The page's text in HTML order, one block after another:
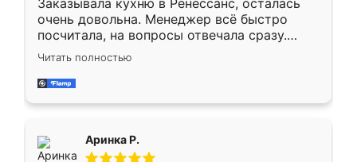
Заказывала кухню в Ренессанс, осталась
очень довольна. Менеджер всё быстро
посчитала, на вопросы отвечала сразу.
Замерщик приехал в субботу, подошёл к
делу со всей ответственностью. Собрали
за день, ребята работали аккуратно, даже
Читать полностью
Аринка Р.